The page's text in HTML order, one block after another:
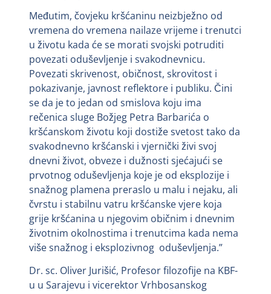
Međutim, čovjeku kršćaninu neizbježno od
vremena do vremena nailaze vrijeme i trenutci
u životu kada će se morati svojski potruditi
povezati oduševljenje i svakodnevnicu.
Povezati skrivenost, običnost, skrovitost i
pokazivanje, javnost reflektore i publiku. Čini
se da je to jedan od smislova koju ima
rečenica sluge Božjeg Petra Barbarića o
kršćanskom životu koji dostiže svetost tako da
svakodnevno kršćanski i vjernički živi svoj
dnevni život, obveze i dužnosti sjećajući se
prvotnog oduševljenja koje je od eksplozije i
snažnog plamena preraslo u malu i nejaku, ali
čvrstu i stabilnu vatru kršćanske vjere koja
grije kršćanina u njegovim običnim i dnevnim
životnim okolnostima i trenutcima kada nema
više snažnog i eksplozivnog oduševljenja.”
Dr. sc. Oliver Jurišić, Profesor filozofije na KBF-
u u Sarajevu i vicerektor Vrhbosanskog